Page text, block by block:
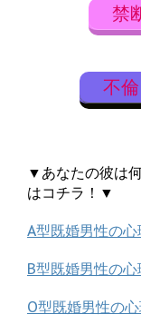
禁
不
▼あなたの彼は
はコチラ！▼
A型既婚男性の
B型既婚男性の
O型既婚男性の